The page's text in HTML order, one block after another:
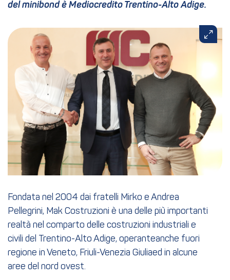
del minibond è Mediocredito Trentino-Alto Adige.
Fondata nel 2004 dai fratelli Mirko e Andrea
Pellegrini, Mak Costruzioni è una delle più importanti
realtà nel comparto delle costruzioni industriali e
civili del Trentino-Alto Adige, operanteanche fuori
regione in Veneto, Friuli-Venezia Giuliaed in alcune
aree del nord ovest.